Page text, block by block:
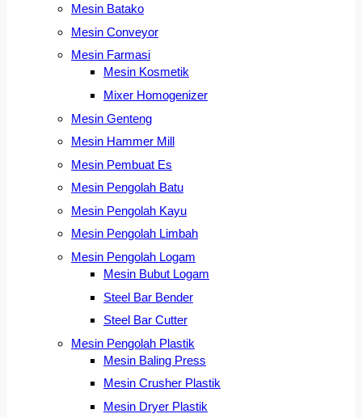
Mesin Batako
Mesin Conveyor
Mesin Farmasi
Mesin Kosmetik
Mixer Homogenizer
Mesin Genteng
Mesin Hammer Mill
Mesin Pembuat Es
Mesin Pengolah Batu
Mesin Pengolah Kayu
Mesin Pengolah Limbah
Mesin Pengolah Logam
Mesin Bubut Logam
Steel Bar Bender
Steel Bar Cutter
Mesin Pengolah Plastik
Mesin Baling Press
Mesin Crusher Plastik
Mesin Dryer Plastik